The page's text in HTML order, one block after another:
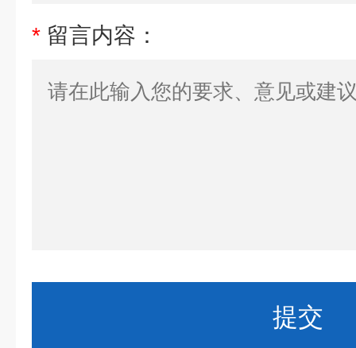
* 留言内容：